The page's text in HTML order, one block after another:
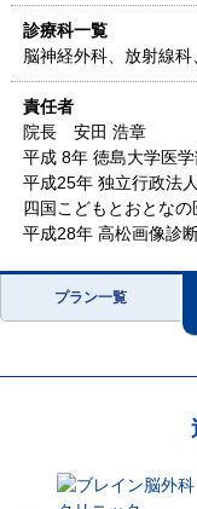
診療科一覧
脳神経外科、放射線
責任者
院長 安田 浩章
平成 8年 徳島大学医
平成25年 独立行政法
四国こどもとおとな
平成28年 高松画像診
プラン一覧